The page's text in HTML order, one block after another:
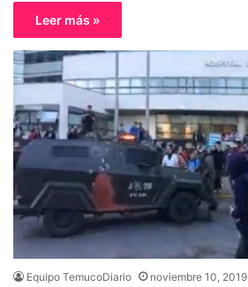
Leer más »
Equipo TemucoDiario noviembre 10, 2019